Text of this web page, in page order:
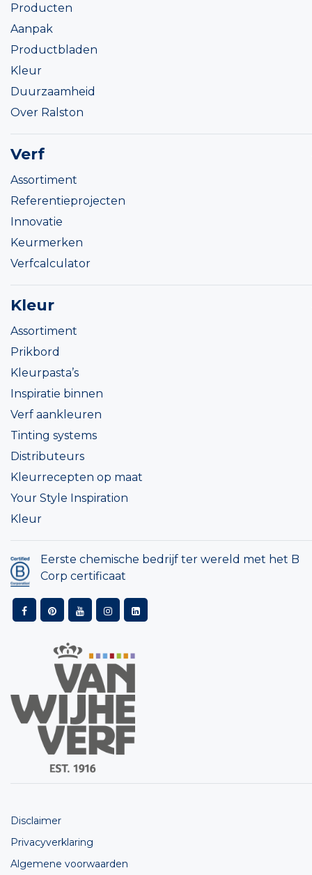
Producten
Aanpak
Productbladen
Kleur
Duurzaamheid
Over Ralston
Verf
Assortiment
Referentieprojecten
Innovatie
Keurmerken
Verfcalculator
Kleur
Assortiment
Prikbord
Kleurpasta’s
Inspiratie binnen
Verf aankleuren
Tinting systems
Distributeurs
Kleurrecepten op maat
Your Style Inspiration
Kleur
Eerste chemische bedrijf ter wereld met het B
Corp certificaat
Disclaimer
Privacyverklaring
Algemene voorwaarden